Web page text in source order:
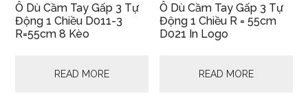
Ô Dù Cầm Tay Gấp 3 Tự
Động 1 Chiều D011-3
R=55cm 8 Kèo
READ MORE
Ô Dù Cầm Tay Gấp 3 Tự
Động 1 Chiều R = 55cm
D021 In Logo
READ MORE